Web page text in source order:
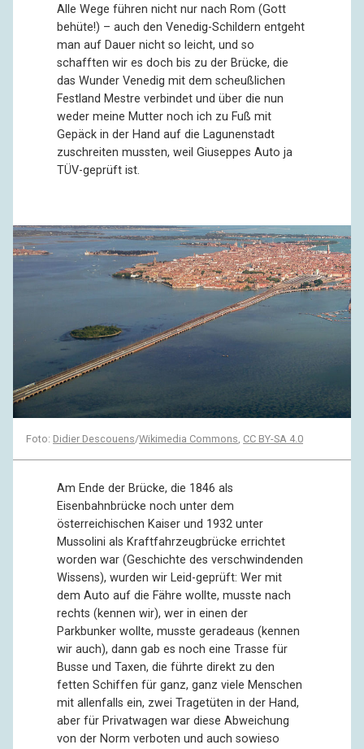
Alle Wege führen nicht nur nach Rom (Gott
behüte!) – auch den Venedig-Schildern entgeht
man auf Dauer nicht so leicht, und so
schafften wir es doch bis zu der Brücke, die
das Wunder Venedig mit dem scheußlichen
Festland Mestre verbindet und über die nun
weder meine Mutter noch ich zu Fuß mit
Gepäck in der Hand auf die Lagunenstadt
zuschreiten mussten, weil Giuseppes Auto ja
TÜV-geprüft ist.
Foto: Didier Descouens/Wikimedia Commons, CC BY-SA 4.0
Am Ende der Brücke, die 1846 als
Eisenbahnbrücke noch unter dem
österreichischen Kaiser und 1932 unter
Mussolini als Kraftfahrzeugbrücke errichtet
worden war (Geschichte des verschwindenden
Wissens), wurden wir Leid-geprüft: Wer mit
dem Auto auf die Fähre wollte, musste nach
rechts (kennen wir), wer in einen der
Parkbunker wollte, musste geradeaus (kennen
wir auch), dann gab es noch eine Trasse für
Busse und Taxen, die führte direkt zu den
fetten Schiffen für ganz, ganz viele Menschen
mit allenfalls ein, zwei Tragetüten in der Hand,
aber für Privatwagen war diese Abweichung
von der Norm verboten und auch sowieso